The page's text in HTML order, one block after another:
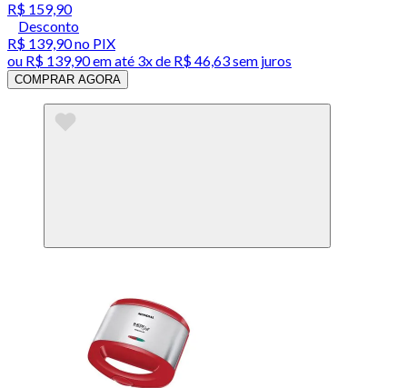
R$ 159,90
Desconto
R$ 139,90no PIX
ou R$ 139,90em até 3x de R$ 46,63 sem juros
COMPRAR AGORA